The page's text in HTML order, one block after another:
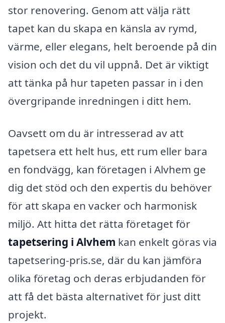
stor renovering. Genom att välja rätt
tapet kan du skapa en känsla av rymd,
värme, eller elegans, helt beroende på din
vision och det du vil uppnå. Det är viktigt
att tänka på hur tapeten passar in i den
övergripande inredningen i ditt hem.
Oavsett om du är intresserad av att
tapetsera ett helt hus, ett rum eller bara
en fondvägg, kan företagen i Alvhem ge
dig det stöd och den expertis du behöver
för att skapa en vacker och harmonisk
miljö. Att hitta det rätta företaget för
tapetsering i Alvhem kan enkelt göras via
tapetsering-pris.se, där du kan jämföra
olika företag och deras erbjudanden för
att få det bästa alternativet för just ditt
projekt.